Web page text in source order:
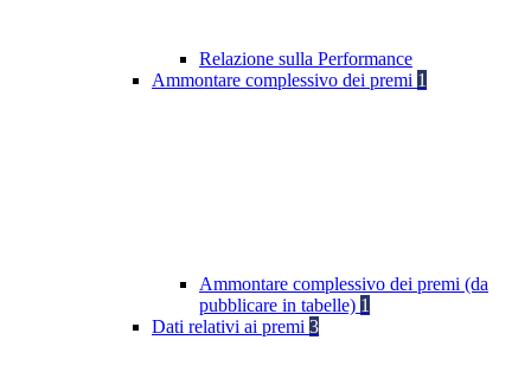
Relazione sulla Performance
Ammontare complessivo dei premi 1
Ammontare complessivo dei premi (da
pubblicare in tabelle) 1
Dati relativi ai premi 3